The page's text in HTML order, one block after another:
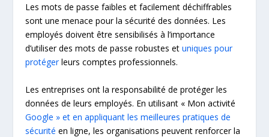
Les mots de passe faibles et facilement déchiffrables
sont une menace pour la sécurité des données. Les
employés doivent être sensibilisés à l’importance
d’utiliser des mots de passe robustes etuniques pour
protégerleurs comptes professionnels.
Les entreprises ont la responsabilité de protéger les
données de leurs employés. En utilisant « Mon activité
Google » et en appliquant les meilleures pratiques de
sécurité en ligne, les organisations peuvent renforcer la